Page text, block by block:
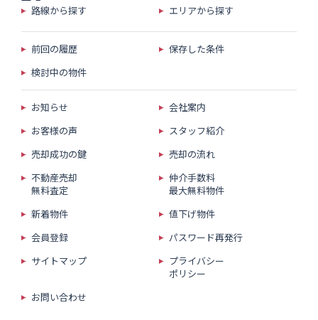
路線から探す エリアから探す
前回の履歴
保存した条件
検討中の物件
お知らせ
会社案内
お客様の声
スタッフ紹介
売却成功の鍵
売却の流れ
不動産売却
無料査定
仲介手数料
最大無料物件
新着物件
値下げ物件
会員登録
パスワード再発行
サイトマップ
プライバシー
ポリシー
お問い合わせ